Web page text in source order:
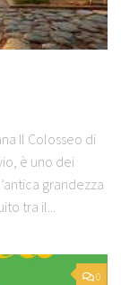
Il Colosseo di
è uno dei
grandezza
tra il...
0